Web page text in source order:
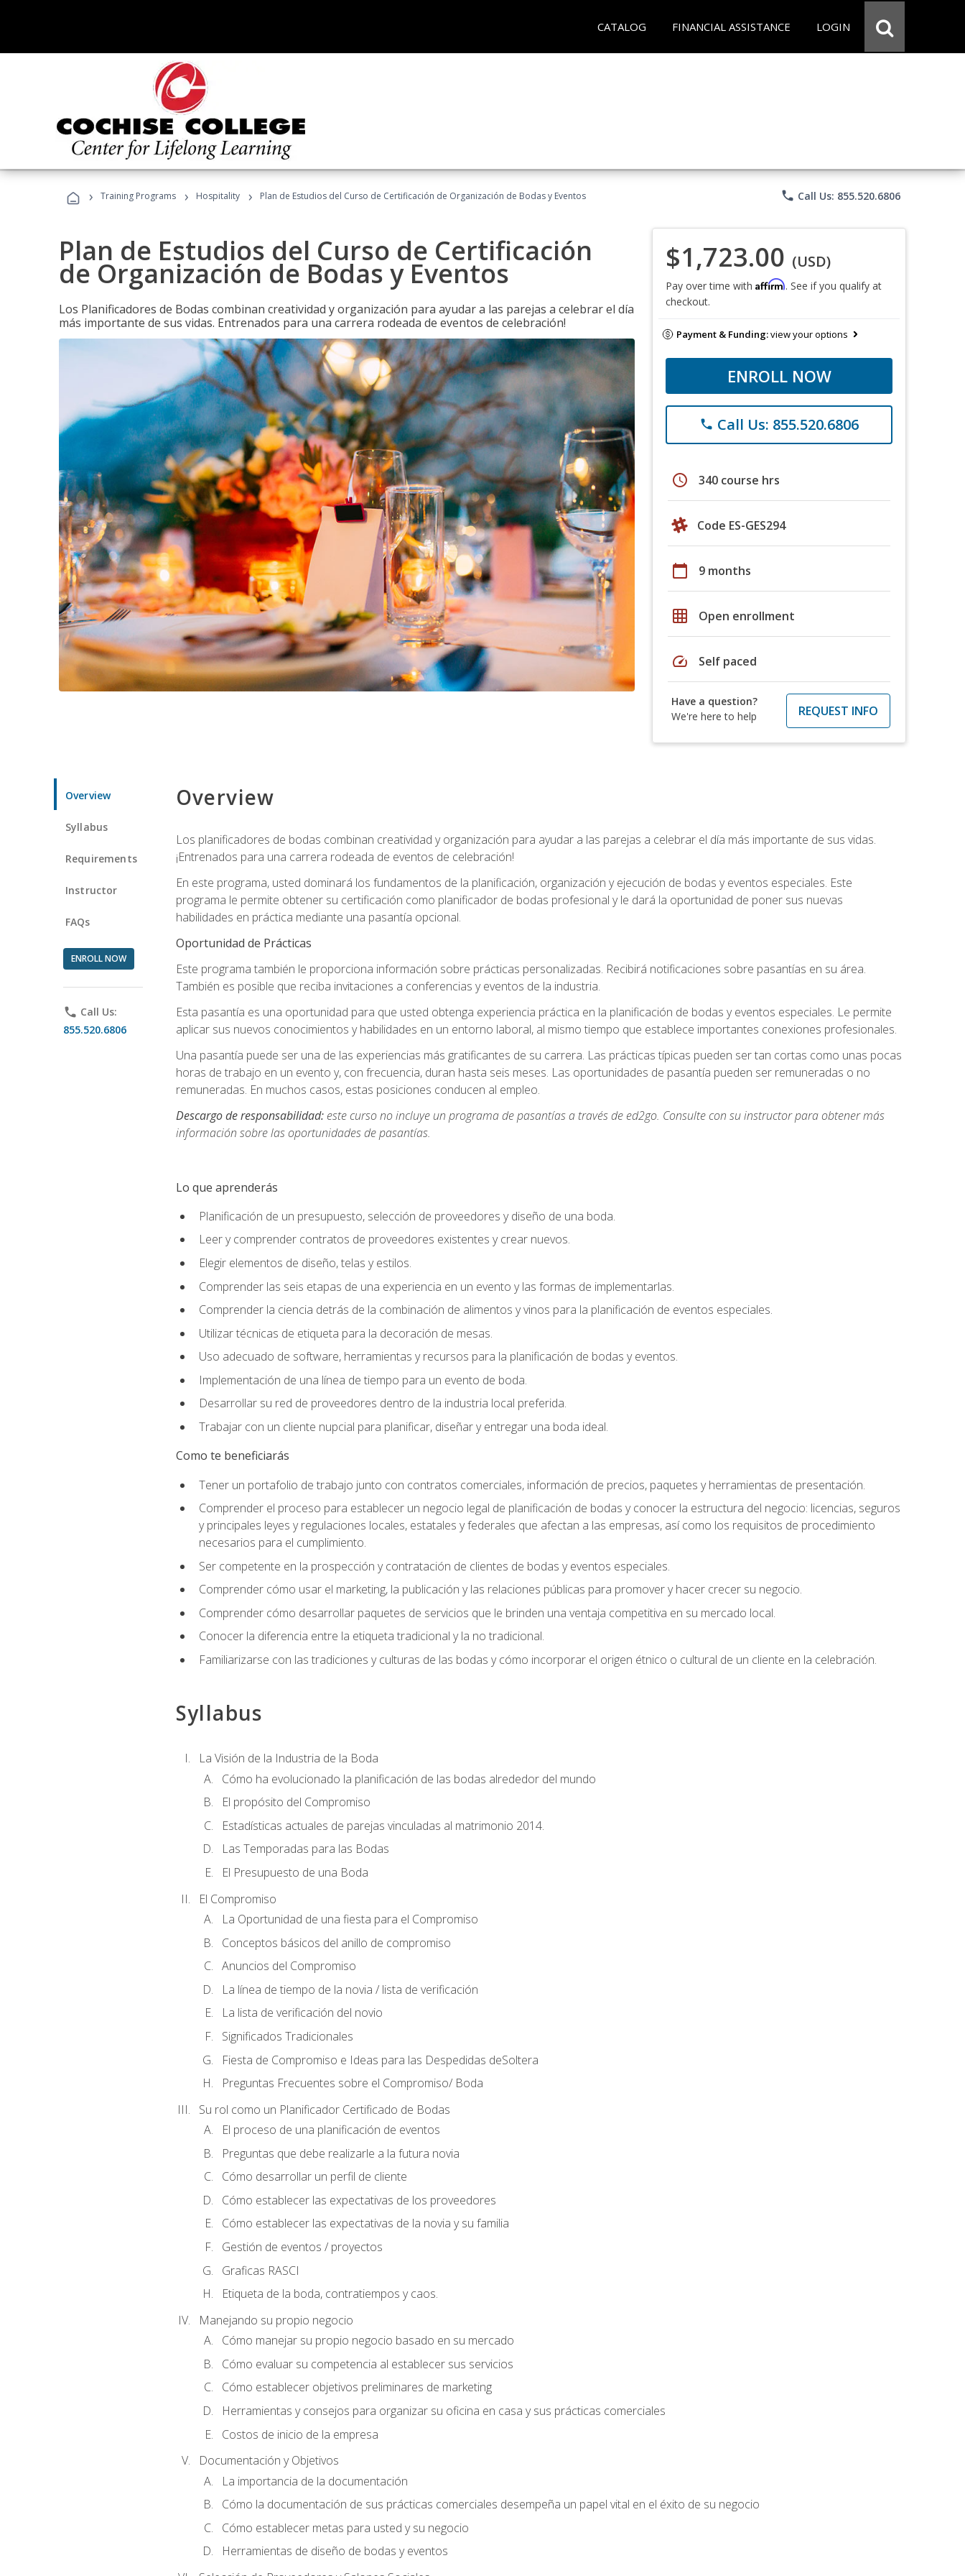
CATALOG FINANCIAL ASSISTANCE LOGIN
› Training Programs › Hospitality › Plan de Estudios del Curso de Certificación de Organización de Bodas y Eventos phone Call Us: 855.520.6806
Plan de Estudios del Curso de Certificación
de Organización de Bodas y Eventos
Los Planificadores de Bodas combinan creatividad y organización para ayudar a las parejas a celebrar el día
más importante de sus vidas. Entrenados para una carrera rodeada de eventos de celebración!
$1,723.00 (USD)
Pay over time with Affirm. See if you qualify at
checkout.
Payment & Funding:view your options
ENROLL NOW
phone Call Us: 855.520.6806
schedule 340 course hrs
Code ES-GES294
calendar_today 9 months
grid_on Open enrollment
speed Self paced
Have a question?
We're here to help
REQUEST INFO
Overview
Syllabus
Requirements
Instructor
FAQs
ENROLL NOW
phone Call Us:
855.520.6806
Overview
Los planificadores de bodas combinan creatividad y organización para ayudar a las parejas a celebrar el día más importante de sus vidas.
¡Entrenados para una carrera rodeada de eventos de celebración!
En este programa, usted dominará los fundamentos de la planificación, organización y ejecución de bodas y eventos especiales. Este
programa le permite obtener su certificación como planificador de bodas profesional y le dará la oportunidad de poner sus nuevas
habilidades en práctica mediante una pasantía opcional.
Oportunidad de Prácticas
Este programa también le proporciona información sobre prácticas personalizadas. Recibirá notificaciones sobre pasantías en su área.
También es posible que reciba invitaciones a conferencias y eventos de la industria.
Esta pasantía es una oportunidad para que usted obtenga experiencia práctica en la planificación de bodas y eventos especiales. Le permite
aplicar sus nuevos conocimientos y habilidades en un entorno laboral, al mismo tiempo que establece importantes conexiones profesionales.
Una pasantía puede ser una de las experiencias más gratificantes de su carrera. Las prácticas típicas pueden ser tan cortas como unas pocas
horas de trabajo en un evento y, con frecuencia, duran hasta seis meses. Las oportunidades de pasantía pueden ser remuneradas o no
remuneradas. En muchos casos, estas posiciones conducen al empleo.
Descargo de responsabilidad:este curso no incluye un programa de pasantías a través de ed2go. Consulte con su instructor para obtener más
información sobre las oportunidades de pasantías.
Lo que aprenderás
Planificación de un presupuesto, selección de proveedores y diseño de una boda.
Leer y comprender contratos de proveedores existentes y crear nuevos.
Elegir elementos de diseño, telas y estilos.
Comprender las seis etapas de una experiencia en un evento y las formas de implementarlas.
Comprender la ciencia detrás de la combinación de alimentos y vinos para la planificación de eventos especiales.
Utilizar técnicas de etiqueta para la decoración de mesas.
Uso adecuado de software, herramientas y recursos para la planificación de bodas y eventos.
Implementación de una línea de tiempo para un evento de boda.
Desarrollar su red de proveedores dentro de la industria local preferida.
Trabajar con un cliente nupcial para planificar, diseñar y entregar una boda ideal.
Como te beneficiarás
Tener un portafolio de trabajo junto con contratos comerciales, información de precios, paquetes y herramientas de presentación.
Comprender el proceso para establecer un negocio legal de planificación de bodas y conocer la estructura del negocio: licencias, seguros
y principales leyes y regulaciones locales, estatales y federales que afectan a las empresas, así como los requisitos de procedimiento
necesarios para el cumplimiento.
Ser competente en la prospección y contratación de clientes de bodas y eventos especiales.
Comprender cómo usar el marketing, la publicación y las relaciones públicas para promover y hacer crecer su negocio.
Comprender cómo desarrollar paquetes de servicios que le brinden una ventaja competitiva en su mercado local.
Conocer la diferencia entre la etiqueta tradicional y la no tradicional.
Familiarizarse con las tradiciones y culturas de las bodas y cómo incorporar el origen étnico o cultural de un cliente en la celebración.
Syllabus
La Visión de la Industria de la Boda
Cómo ha evolucionado la planificación de las bodas alrededor del mundo
El propósito del Compromiso
Estadísticas actuales de parejas vinculadas al matrimonio 2014.
Las Temporadas para las Bodas
El Presupuesto de una Boda
El Compromiso
La Oportunidad de una fiesta para el Compromiso
Conceptos básicos del anillo de compromiso
Anuncios del Compromiso
La línea de tiempo de la novia / lista de verificación
La lista de verificación del novio
Significados Tradicionales
Fiesta de Compromiso e Ideas para las Despedidas deSoltera
Preguntas Frecuentes sobre el Compromiso/ Boda
Su rol como un Planificador Certificado de Bodas
El proceso de una planificación de eventos
Preguntas que debe realizarle a la futura novia
Cómo desarrollar un perfil de cliente
Cómo establecer las expectativas de los proveedores
Cómo establecer las expectativas de la novia y su familia
Gestión de eventos / proyectos
Graficas RASCI
Etiqueta de la boda, contratiempos y caos.
Manejando su propio negocio
Cómo manejar su propio negocio basado en su mercado
Cómo evaluar su competencia al establecer sus servicios
Cómo establecer objetivos preliminares de marketing
Herramientas y consejos para organizar su oficina en casa y sus prácticas comerciales
Costos de inicio de la empresa
Documentación y Objetivos
La importancia de la documentación
Cómo la documentación de sus prácticas comerciales desempeña un papel vital en el éxito de su negocio
Cómo establecer metas para usted y su negocio
Herramientas de diseño de bodas y eventos